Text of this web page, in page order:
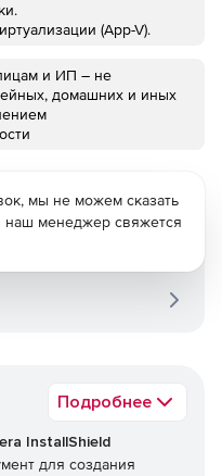
(App-V).
и ИП – не
домашних и иных
Подробнее
InstallShield
для создания
мы не можем сказать
наш менеджер свяжется